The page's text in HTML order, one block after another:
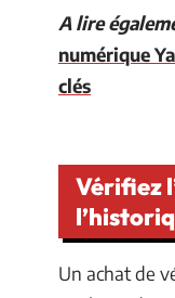
A lire
numérique
clés
Vérifiez
Un achat de